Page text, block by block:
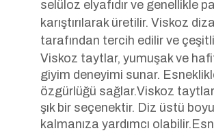
selüloz elyafıdır ve genellikle
karıştırılarak üretilir. Viskoz
tarafından tercih edilir ve
Viskoz taytlar, yumuşak ve
giyim deneyimi sunar.
özgürlüğü sağlar.Viskoz
şık bir seçenektir. Diz üstü
kalmanıza yardımcı